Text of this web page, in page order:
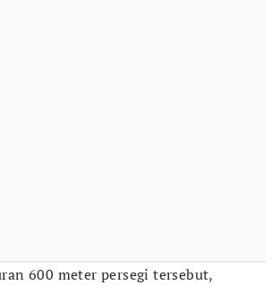
600 meter persegi tersebut,